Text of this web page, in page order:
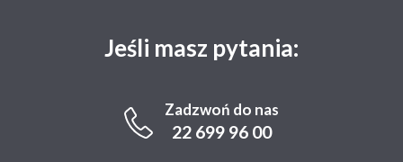
Jeśli masz pytania:
Zadzwoń do nas
22 699 96 00